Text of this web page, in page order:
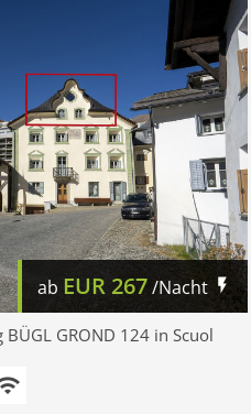
ab EUR 267/Nacht
GROND 124 in Scuol